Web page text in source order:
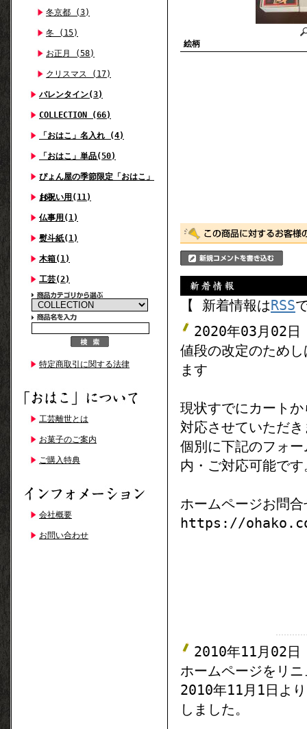
冬京都 (3)
冬 (15)
お正月 (58)
クリスマス (17)
バレンタイン(3)
COLLECTION (66)
「おはこ」名入れ (4)
「おはこ」単品(50)
ぴょん屋の季節限定「おはこ」
(6)
お祝い用(11)
仏事用(1)
熨斗紙(1)
木箱(1)
工芸(2)
特定商取引に関する法律
工芸離世とは
お菓子のご案内
ご購入特典
会社概要
お問い合わせ
絵柄
【 新着情報はRSS
2020年03月02日
値段の改定のため
ます
現状すでにカート
対応させていただ
個別に下記のフォ
内・ご対応可能で
ホームページお問
https://
2010年11月02日
ホームページをリ
2010年11月1日よ
しました。